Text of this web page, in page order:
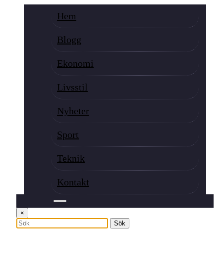
Hem
Blogg
Ekonomi
Livsstil
Nyheter
Sport
Teknik
Kontakt
×